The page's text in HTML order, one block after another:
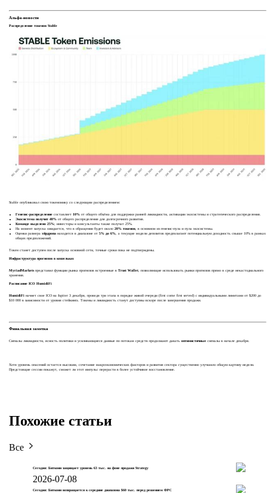
Альфа-новости
Распределение токенов Stable
Stable опубликовал свою токеномику со следующим распределением:
Генезис-распределениесоставляет 10%от общего объёма для поддержки ранней ликвидности, активации экосистемы и стратегического распределения.
Экосистема получит 40%от общего распределения для долгосрочного развития.
Команде выделено 25%; инвесторы и консультанты также получат 25%.
На момент запуска ожидается, что в обращении будет около 20% токенов, в основном из генезис-пула и пула экосистемы.
Оценки размера эйрдропанаходятся в диапазоне от 5% до 6%, а текущие модели депозитов предполагают потенциальную доходность свыше 10% в рамках
общих предположений.
Токен станет доступен после запуска основной сети, точные сроки пока не подтверждены.
Инфраструктура прогнозов в кошельках
MyriadMarketsпредставил функции рынка прогнозов встроенные в Trust Wallet, позволяющие использовать рынки прогнозов прямо в среде некастодиального
хранения.
Расписание ICO HumidiFi
HumidiFiначнет свое ICO на Jupiter 3 декабря, проведя три этапа в порядке живой очереди (first come first served) с индивидуальными лимитами от $200 до
$10 000 в зависимости от уровня стейкинга. Токены и ликвидность станут доступны вскоре после завершения продажи.
Финальная заметка
Сигналы ликвидности, ясность политики и усиливающиеся данные по потокам средств продолжают давать оптимистичныесигналы в начале декабря.
Хотя уровень опасений остается высоким, сочетание макроэкономических факторов и развития сектора существенно улучшило общую картину недели.
Предстоящие сессии покажут, сможет ли этот импульс перерасти в более устойчивое восстановление.
Похожие статьи
Все
Сегодня: Биткоин защищает уровень 63 тыс. на фоне продажи Strategy
2026-07-08
Сегодня: Биткоин возвращается к середине диапазона $60 тыс. перед решением ФРС